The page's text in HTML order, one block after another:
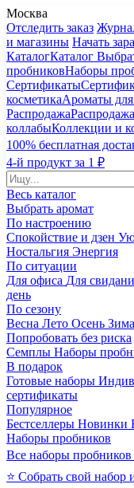
Москва
Отследить заказ
и магазины Начать
КаталогКаталог
пробниковНаборы
Сертификаты
косметикаАроматы
РаспродажаРаспродажа
коллабыКоллекции и
100% бесплатная
4-й продукт за 1 ₽
Весь каталог
Выбрать аромат
По настроению
Спокойствие и дзен
Ностальгия Энергия
По ситуации
Для офиса Для
день
По сезону
Весна Лето Осень Зима
Попробовать без риска
Семплы Наборы
В подарок
Готовые наборы
сертификаты
Популярное
Бестселлеры Новинки
Наборы пробников
Все наборы пробников
⭐ Собрать свой набор